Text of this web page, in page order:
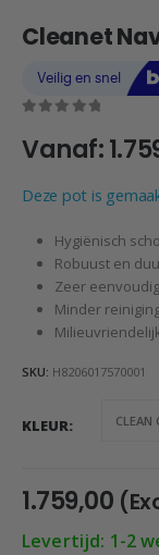
Cleanet
Vanaf:
Deze pot is
Hygiënisch
Robuust en
Zeer
Minder
SKU: H8206017570001
KLEUR
1.759,00
Levertijd: 1-2